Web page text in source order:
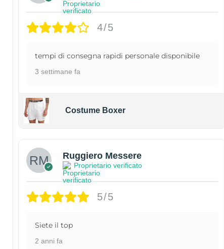
4/5
tempi di consegna rapidi personale disponibile
3 settimane fa
Costume Boxer
Ruggiero Messere
Proprietario verificato
5/5
Siete il top
2 anni fa